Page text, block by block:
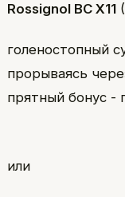
Rossignol BC X11
голеностопный
прорываясь
прятный бонус -
или